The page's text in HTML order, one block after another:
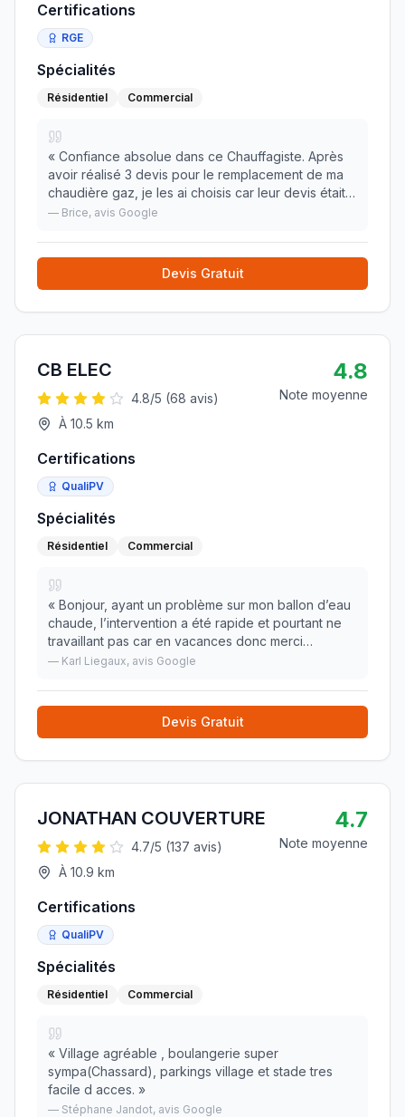
Certifications
RGE
Spécialités
Résidentiel Commercial
« Confiance absolue dans ce Chauffagiste. Après
avoir réalisé 3 devis pour le remplacement de ma
chaudière gaz, je les ai choisis car leur devis était
le plus abouti (ils ont bien pris en compte tous les
— Brice, avis Google
Devis Gratuit
CB ELEC
4.8/5 (68 avis)
À 10.5 km
4.8
Note moyenne
Certifications
QualiPV
Spécialités
Résidentiel Commercial
« Bonjour, ayant un problème sur mon ballon d’eau
chaude, l’intervention a été rapide et pourtant ne
travaillant pas car en vacances donc merci
beaucoup. Je recommande
— Karl Liegaux, avis Google
Devis Gratuit
JONATHAN COUVERTURE
4.7/5 (137 avis)
À 10.9 km
4.7
Note moyenne
Certifications
QualiPV
Spécialités
Résidentiel Commercial
« Village agréable , boulangerie super
sympa(Chassard), parkings village et stade tres
facile d acces. »
— Stéphane Jandot, avis Google